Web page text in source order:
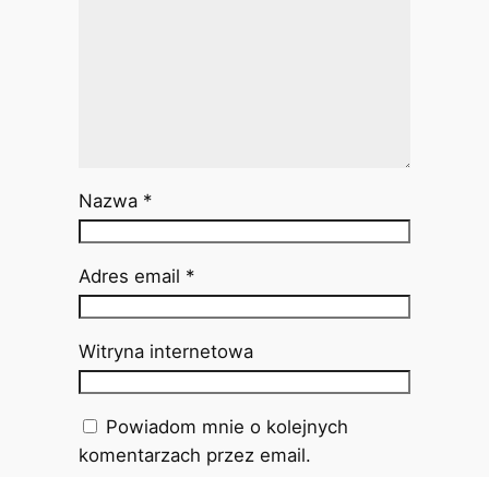
Nazwa *
Adres email *
Witryna internetowa
Powiadom mnie o kolejnych
komentarzach przez email.